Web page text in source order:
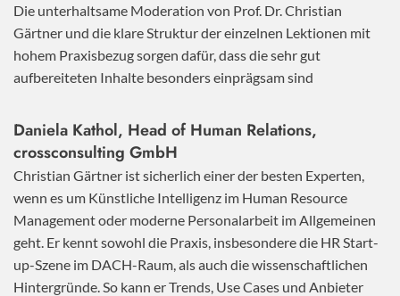
Die unterhaltsame Moderation von Prof. Dr. Christian
Gärtner und die klare Struktur der einzelnen Lektionen mit
hohem Praxisbezug sorgen dafür, dass die sehr gut
aufbereiteten Inhalte besonders einprägsam sind
Daniela Kathol, Head of Human Relations,
crossconsulting GmbH
Christian Gärtner ist sicherlich einer der besten Experten,
wenn es um Künstliche Intelligenz im Human Resource
Management oder moderne Personalarbeit im Allgemeinen
geht. Er kennt sowohl die Praxis, insbesondere die HR Start-
up-Szene im DACH-Raum, als auch die wissenschaftlichen
Hintergründe. So kann er Trends, Use Cases und Anbieter